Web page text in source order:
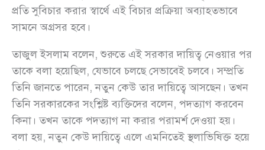
প্রতি সুবিচার করার স্বার্থে এই বিচার প্রক্রিয়া অব্যাহতভাবে
সামনে অগ্রসর হবে।
তাজুল ইসলাম বলেন, শুরুতে এই সরকার দায়িত্ব নেওয়ার পর
তাকে বলা হয়েছিল, যেভাবে চলছে সেভাবেই চলবে। সম্প্রতি
তিনি জানতে পারেন, নতুন কেউ তার দায়িত্বে আসছেন। তখন
তিনি সরকারকের সংশ্লিষ্ট ব্যক্তিদের বলেন, পদত্যাগ করবেন
কিনা। তখন তাকে পদত্যাগ না করার পরামর্শ দেওয়া হয়।
বলা হয়, নতুন কেউ দায়িত্বে এলে এমনিতেই স্থলাভিষিক্ত হয়ে